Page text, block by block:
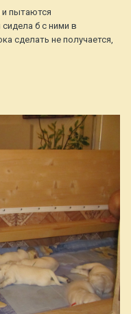
пытаются
сидела б с ними в
сделать не получается,